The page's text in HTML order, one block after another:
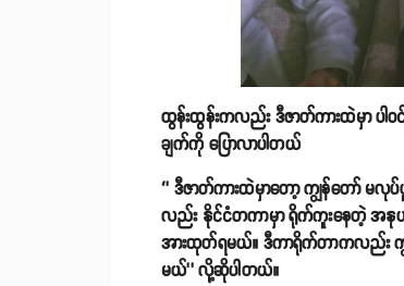
ထွန်းထွန်းကလည်း ဒီဇာတ်ကားထဲမှာ ပါ
ချက်ကို ပြောလာပါတယ်
‘’ ဒီဇာတ်ကားထဲမှာတော့ ကျွန်တော် မ
လည်း နိုင်ငံတကာမှာ ရိုက်ကူးနေတဲ့ အနုပ
အားထုတ်ရမယ်။ ဒီကာရိုက်တာကလည်း
မယ်’’ လို့ဆိုပါတယ်။